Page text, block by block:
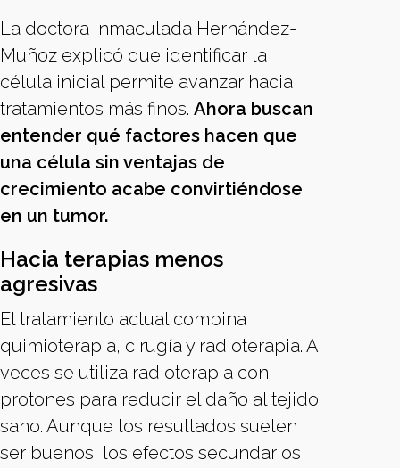
La doctora Inmaculada Hernández-
Muñoz explicó que identificar la
célula inicial permite avanzar hacia
tratamientos más finos. Ahora buscan
entender qué factores hacen que
una célula sin ventajas de
crecimiento acabe convirtiéndose
en un tumor.
Hacia terapias menos
agresivas
El tratamiento actual combina
quimioterapia, cirugía y radioterapia. A
veces se utiliza radioterapia con
protones para reducir el daño al tejido
sano. Aunque los resultados suelen
ser buenos, los efectos secundarios